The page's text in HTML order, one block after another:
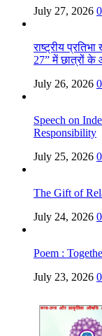
July 27, 2026 0
राष्ट्रीय
27” में छात्रों
July 26, 2026 0
Speech on
Responsibility
July 25, 2026 0
The Gift of
July 24, 2026 0
Poem :
July 23, 2026 0